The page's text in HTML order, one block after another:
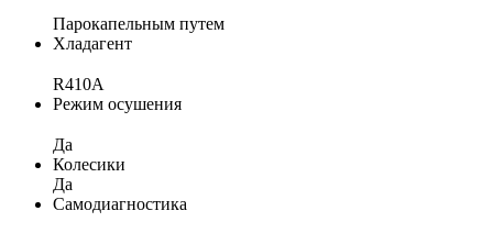
Парокапельным путем
Хладагент
R410A
Режим осушения
Да
Колесики
Да
Самодиагностика